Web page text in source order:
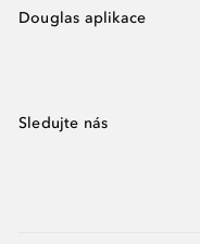
Douglas aplikace
Sledujte nás